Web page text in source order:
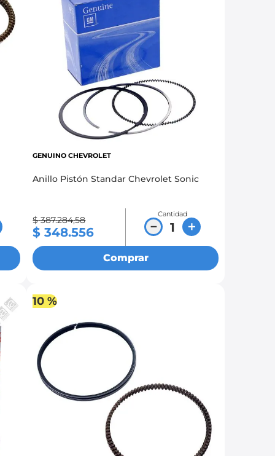
GENUINO CHEVROLET
Anillo Pistón Standar Chevrolet Sonic
$ 387.284,58
$ 348.556
Cantidad
＋
－
Comprar
10 %